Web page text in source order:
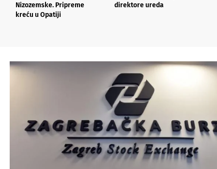
Nizozemske. Pripreme
kreću u Opatiji
direktore ureda